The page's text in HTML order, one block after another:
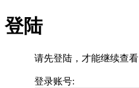
登陆
请先登陆，才能继续查看
登录账号: